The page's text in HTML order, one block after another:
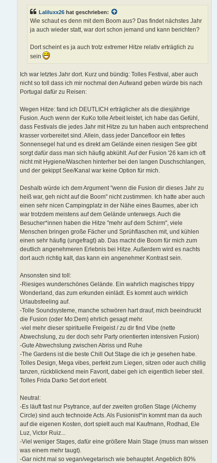
Laliluxx26 hat geschrieben:
Wie schaut es denn mit dem Boom aus? Das findet nächstes Jahr
ja auch wieder statt, war dort schon jemand und kann berichten?
Dort scheint es ja auch trotz extremer Hitze relativ erträglich zu
sein
Ich war letztes Jahr dort. Kurz und bündig: Tolles Festival, aber auch
nicht so toll dass ich mir nochmal den Aufwand geben würde bis nach
Portugal dafür zu Reisen:
Wegen Hitze: fand ich DEUTLICH erträglicher als die diesjährige
Fusion. Auch wenn der KuKo tolle Arbeit leistet, ich habe das Gefühl,
dass Festivals die jedes Jahr mit Hitze zu tun haben auch entsprechend
krasser vorbereitet sind. Allein, dass jeder Dancefloor ein fettes
Sonnensegel hat und es direkt am Gelände einen riesigen See gibt
sorgt dafür dass man sich häufig abkühlt. Auf der Fusion '26 kam ich oft
nicht mit Hygiene/Waschen hinterher bei den langen Duschschlangen,
und der gekippt See/Kanal war keine Option für mich.
Deshalb würde ich dem Argument "wenn die Fusion dir dieses Jahr zu
heiß war, geh nicht auf die Boom" nicht zustimmen. Ich hatte aber auch
einen sehr nicen Campingplatz in der Nähe eines Baumes, aber ich
war trotzdem meistens auf dem Gelände unterwegs. Auch die
Besucher*innen haben die Hitze "mehr auf dem Schirm", viele
Menschen bringen große Fächer und Sprühflaschen mit, und kühlen
einen sehr häufig (ungefragt) ab. Das macht die Boom für mich zum
deutlich angenehmeren Erlebnis bei Hitze. Außerdem wird es nachts
dort auch richtig kalt, das kann ein angenehmer Kontrast sein.
Ansonsten sind toll:
-Riesiges wunderschönes Gelände. Ein wahrlich magisches trippy
Wonderland, das zum erkunden einlädt. Es kommt auch wirklich
Urlaubsfeeling auf.
-Tolle Soundsysteme, manche schwören hart drauf, mich beeindruckt
die Fusion (oder Mo:Dem) ehrlich gesagt mehr.
-viel mehr dieser spirituelle Freigeist / zu dir find Vibe (nette
Abwechslung, zu der doch sehr Party orientierten intensiven Fusion)
-Gute Abwechslung zwischen Abriss und Ruhe
-The Gardens ist die beste Chill Out Stage die ich je gesehen habe.
Tolles Design, Mega vibes, perfekt zum Liegen, sitzen oder auch chillig
tanzen, rückblickend mein Favorit, dabei geh ich eigentlich lieber steil.
Tolles Frida Darko Set dort erlebt.
Neutral:
-Es läuft fast nur Psytrance, auf der zweiten großen Stage (Alchemy
Circle) sind auch technoide Acts. Als Fusionist*in kommt man da auch
auf die eigenen Kosten, dort spielt auch mal Kaufmann, Rodhad, Ele
Luz, Victor Ruiz...
-Viel weniger Stages, dafür eine größere Main Stage (muss man wissen
was einem mehr taugt).
-Gar nicht mal so vegan/vegetarisch wie behauptet. Angeblich 80%